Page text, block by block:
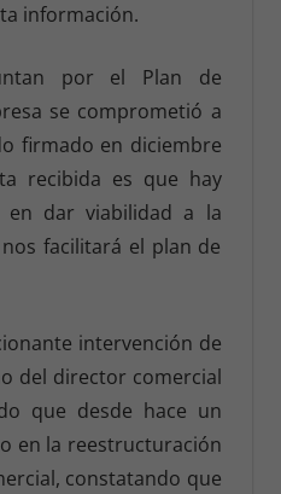
información.
por el Plan de
se comprometió a
firmado en diciembre
recibida es que hay
en dar viabilidad a la
facilitará el plan de
intervención de
del director comercial
que desde hace un
en la reestructuración
constatando que